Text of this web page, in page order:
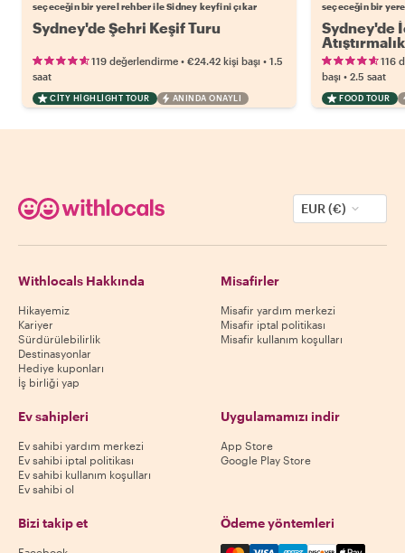
seçeceğin bir yerel rehber ile Sidney keyfini çıkar
Sydney'de Şehri Keşif Turu
119 değerlendirme • €24.42 kişi başı • 1.5
saat
CITY HIGHLIGHT TOUR ANINDA ONAYLI
seçeceğin bir
Sydney'de
116
başı • 2.5 saat
FOOD TOUR
EUR (€)
Withlocals Hakkında
Hikayemiz
Kariyer
Sürdürülebilirlik
Destinasyonlar
Hediye kuponları
İş birliği yap
Misafirler
Misafir yardım merkezi
Misafir iptal politikası
Misafir kullanım koşulları
Ev sahipleri
Ev sahibi yardım merkezi
Ev sahibi iptal politikası
Ev sahibi kullanım koşulları
Ev sahibi ol
Uygulamamızı indir
App Store
Google Play Store
Bizi takip et Ödeme yöntemleri